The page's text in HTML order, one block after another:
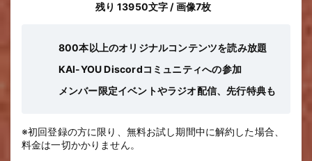
残り 13950文字 / 画像7枚
800本以上のオリジナルコンテンツを読み放題
KAI-YOU Discordコミュニティへの参加
メンバー限定イベントやラジオ配信、先行特典も
※初回登録の方に限り、無料お試し期間中に解約した場合、
料金は一切かかりません。